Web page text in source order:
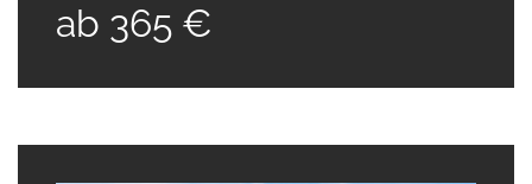
ab 365 €